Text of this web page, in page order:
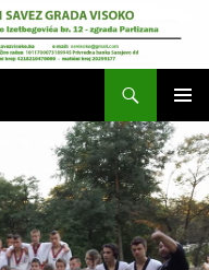
GLAVNI
MENI